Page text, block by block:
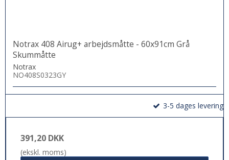
Notrax 408 Airug+ arbejdsmåtte - 60x91cm Grå
Skummåtte
Notrax
NO408S0323GY
3-5 dages levering
391,20 DKK
(ekskl. moms)